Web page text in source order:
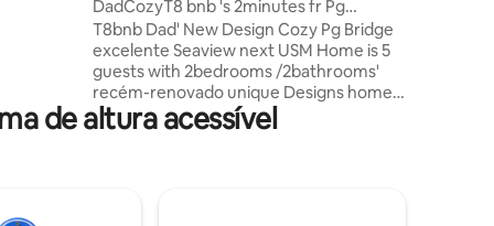
DadCozyT8 bnb 's 2minutes fr Pg
Bridge↨nextUSM Home
T8bnb Dad' New Design Cozy Pg Bridge
excelente Seaview next USM Home is 5
guests with 2bedrooms /2bathrooms'
recém-renovado unique Designs home
stay located just next 2minutes to Pg
Bridge & Pg University USM , 10 -
de altura acessível